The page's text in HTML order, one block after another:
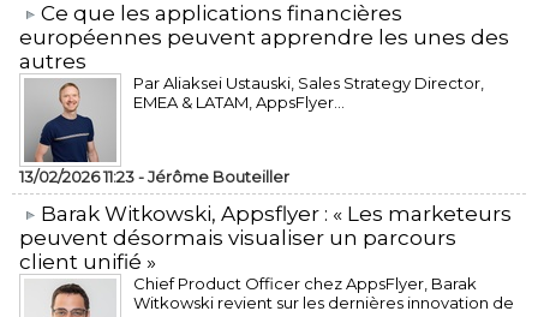
​Ce que les applications financières
européennes peuvent apprendre les unes des
autres
Par Aliaksei Ustauski, Sales Strategy Director,
EMEA & LATAM, AppsFlyer...
13/02/2026 11:23 -Jérôme Bouteiller
​Barak Witkowski, Appsflyer : « Les marketeurs
peuvent désormais visualiser un parcours
client unifié »
Chief Product Officer chez AppsFlyer, ​Barak
Witkowski revient sur les dernières innovation de